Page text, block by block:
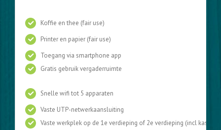
Koffie en thee (fair use)
Printer en papier (fair use)
Toegang via smartphone app
Gratis gebruik vergaderruimte
Snelle wifi tot 5 apparaten
Vaste UTP-netwerkaansluiting
Vaste werkplek op de 1e verdieping of 2e verdieping (incl